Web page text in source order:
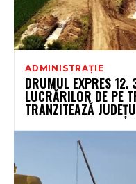
ADMINISTRAȚIE
DRUMUL EXPRES
LUCRĂRILOR DE PE
TRANZITEAZĂ